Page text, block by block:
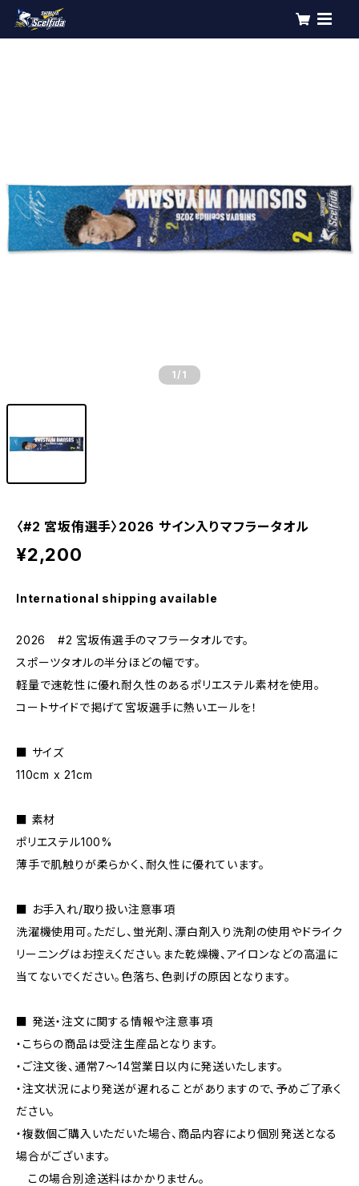
1 /1
〈#2 宮坂侑選手〉2026 サイン入りマフラータオル
¥2,200
International shipping available
2026 #2 宮坂侑選手のマフラータオルです。
スポーツタオルの半分ほどの幅です。
軽量で速乾性に優れ耐久性のあるポリエステル素材を使用。
コートサイドで掲げて宮坂選手に熱いエールを！
■ サイズ
110cm x 21cm
■ 素材
ポリエステル100%
薄手で肌触りが柔らかく、耐久性に優れています。
■ お手入れ/取り扱い注意事項
洗濯機使用可。ただし、蛍光剤、漂白剤入り洗剤の使用やドライク
リーニングはお控えください。また乾燥機、アイロンなどの高温に
当てないでください。色落ち、色剥げの原因となります。
■ 発送・注文に関する情報や注意事項
・こちらの商品は受注生産品となります。
・ご注文後、通常7〜14営業日以内に発送いたします。
・注文状況により発送が遅れることがありますので、予めご了承く
ださい。
・複数個ご購入いただいた場合、商品内容により個別発送となる
場合がございます。
この場合別途送料はかかりません。